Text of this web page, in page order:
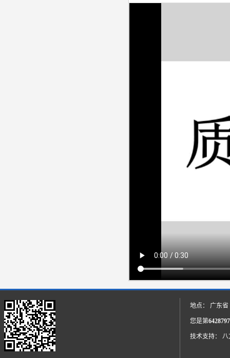
地点： 广东
您是第6428797
技术支持： 八